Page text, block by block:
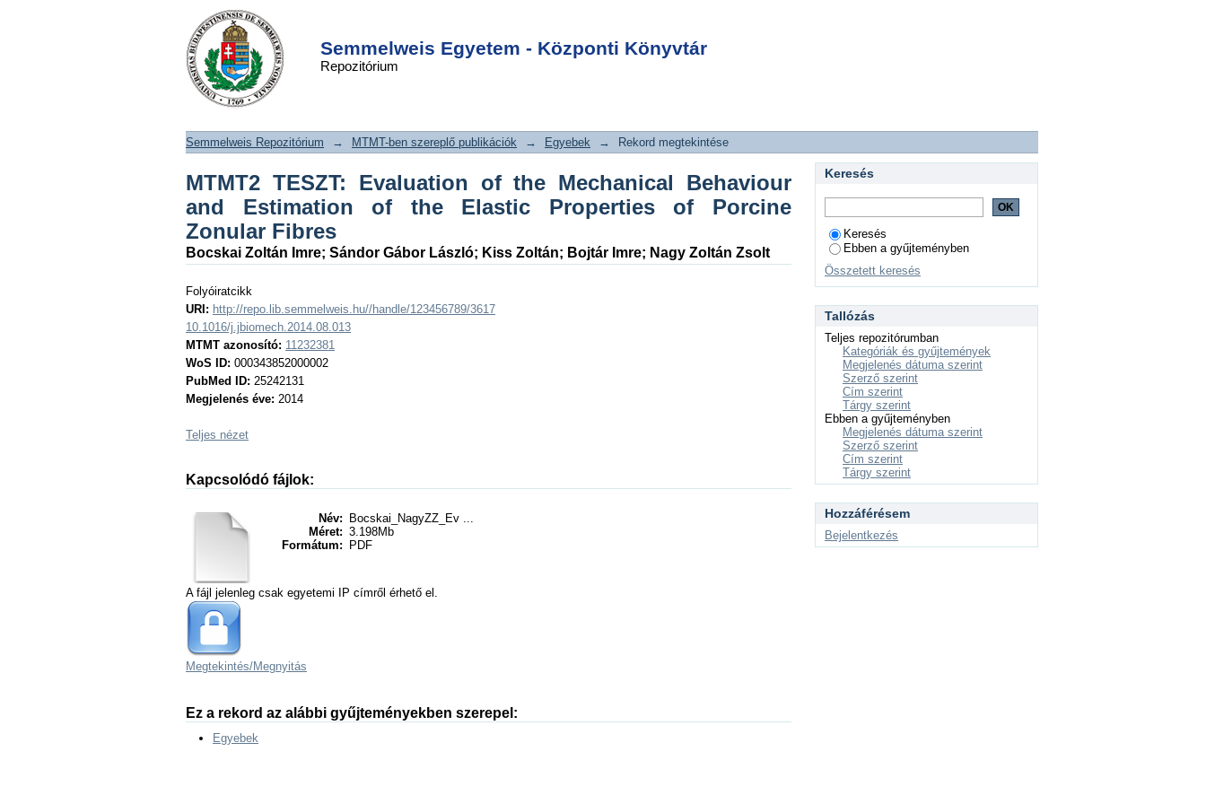
Semmelweis Egyetem - Központi Könyvtár
Repozitórium
MTMT2 TESZT: Evaluation of the
Mechanical Behaviour and Estimation
of the Elastic Properties of Porcine
Zonular Fibres
DSpace/Manakin Repository
Semmelweis Repozitórium → MTMT-ben szereplő publikációk → Egyebek → Rekord megtekintése
MTMT2 TESZT: Evaluation of the Mechanical Behaviour
and Estimation of the Elastic Properties of Porcine
Zonular Fibres
Bocskai Zoltán Imre; Sándor Gábor László; Kiss Zoltán; Bojtár Imre; Nagy Zoltán Zsolt
Folyóiratcikk
URI: http://repo.lib.semmelweis.hu//handle/123456789/3617
10.1016/j.jbiomech.2014.08.013
MTMT azonosító: 11232381
WoS ID: 000343852000002
PubMed ID: 25242131
Megjelenés éve: 2014
Teljes nézet
Kapcsolódó fájlok:
Név:
Bocskai_NagyZZ_Ev ...
Méret: 3.198Mb
Formátum:
PDF
A fájl jelenleg csak egyetemi IP címről érhető el.
Megtekintés/Megnyitás
Ez a rekord az alábbi gyűjteményekben szerepel:
Egyebek
Keresés
Keresés
Ebben a gyűjteményben
Összetett keresés
Tallózás
Teljes repozitórumban
Kategóriák és gyűjtemények
Megjelenés dátuma szerint
Szerző szerint
Cím szerint
Tárgy szerint
Ebben a gyűjteményben
Megjelenés dátuma szerint
Szerző szerint
Cím szerint
Tárgy szerint
Hozzáférésem
Bejelentkezés